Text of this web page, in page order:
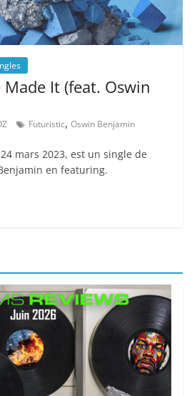
It (feat. Oswin
Futuristic,Oswin Benjamin
mars 2023, est un single de
en featuring.